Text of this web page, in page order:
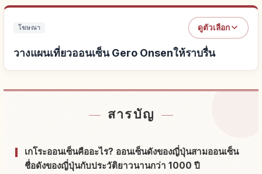
โฆษณา ดูตัวเลือก
วางแผนเที่ยวออนเซ็น Gero Onsenให้ราบรื่น
สารบัญ
เกโระออนเซ็นคืออะไร? ออนเซ็นดังของญี่ปุ่นสามออนเซ็น
ชื่อดังของญี่ปุ่นกับประวัติยาวนานกว่า 1000 ปี